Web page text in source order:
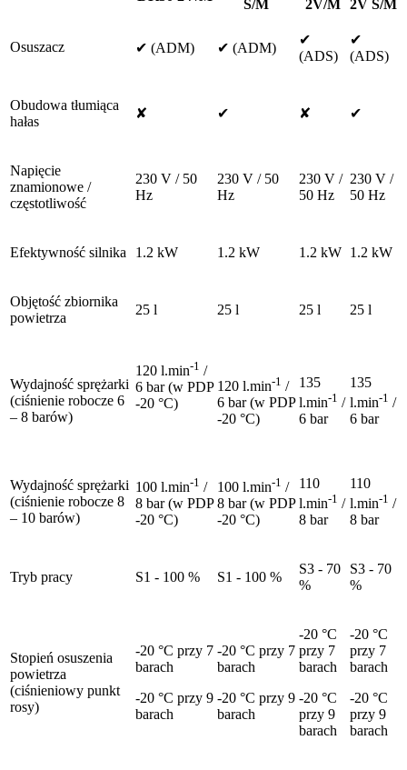
S/M
2V/M
2V S/M
Osuszacz ✔ (ADM) ✔ (ADM)
✔
(ADS)
✔
(ADS)
Obudowa tłumiąca
hałas
✘ ✔ ✘ ✔
Napięcie
znamionowe /
częstotliwość
230 V / 50
Hz
230 V / 50
Hz
230 V /
50 Hz
230 V /
50 Hz
Efektywność silnika 1.2 kW 1.2 kW 1.2 kW 1.2 kW
Objętość zbiornika
powietrza
25 l 25 l 25 l 25 l
Wydajność sprężarki
(ciśnienie robocze 6
– 8 barów)
120 l.min-1 /
6 bar (w PDP
-20 °C)
120 l.min-1 /
6 bar (w PDP
-20 °C)
135
l.min-1 /
6 bar
135
l.min-1 /
6 bar
Wydajność sprężarki
(ciśnienie robocze 8
– 10 barów)
100 l.min-1 /
8 bar (w PDP
-20 °C)
100 l.min-1 /
8 bar (w PDP
-20 °C)
110
l.min-1 /
8 bar
110
l.min-1 /
8 bar
Tryb pracy S1 - 100 % S1 - 100 %
S3 - 70
%
S3 - 70
%
Stopień osuszenia
powietrza
(ciśnieniowy punkt
rosy)
-20 °C przy 7
barach
-20 °C przy 9
barach
-20 °C przy 7
barach
-20 °C przy 9
barach
-20 °C
przy 7
barach
-20 °C
przy 9
barach
-20 °C
przy 7
barach
-20 °C
przy 9
barach